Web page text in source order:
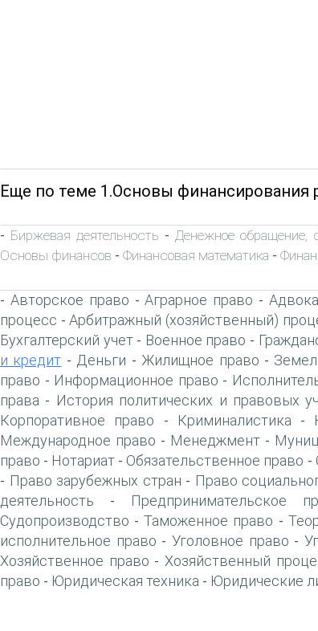
Еще по теме 1.Основы финансирования
- Биржевая деятельность - Денежное обращение,
Основы финансов - Финансовая математика -
- Авторское право -Аграрное право -
процесс -Арбитражный (хозяйственный)
Бухгалтерский учет- Военное право -
и кредит - Деньги - Жилищное право -
право - Информационное право -
права - История политических и правовых
Корпоративное право - Криминалистика -
Международное право - Менеджмент -
право - Нотариат - Обязательственное право -
- Право зарубежных стран - Право
деятельность - Предпринимательское
Судопроизводство -Таможенное право -
исполнительное право -Уголовное право -
Хозяйственное право - Хозяйственный
право - Юридическая техника - Юридические